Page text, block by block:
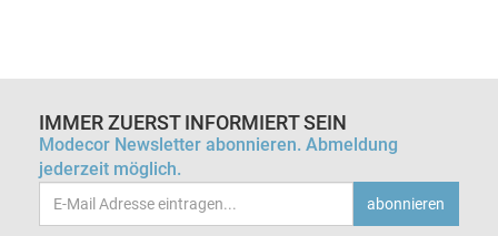
IMMER ZUERST INFORMIERT SEIN
Modecor Newsletter abonnieren. Abmeldung
jederzeit möglich.
Email-
Adresse
abonnieren